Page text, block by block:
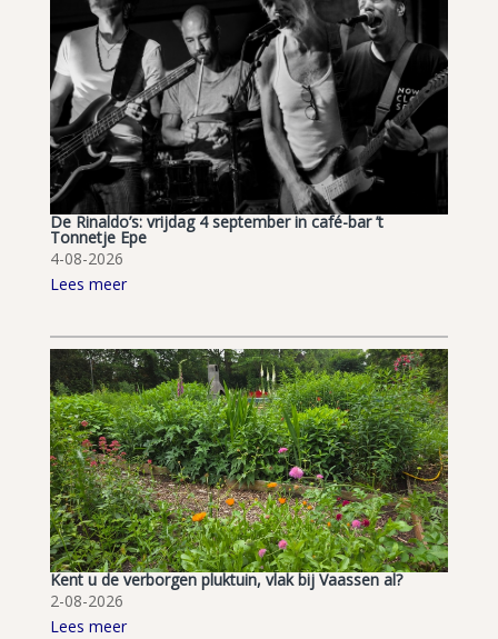
De Rinaldo’s: vrijdag 4 september in café-bar ’t
Tonnetje Epe
4-08-2026
Lees meer
Kent u de verborgen pluktuin, vlak bij Vaassen al?
2-08-2026
Lees meer